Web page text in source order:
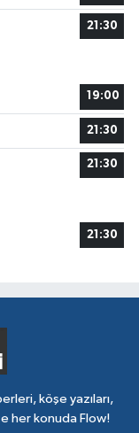
21:30
19:00
21:30
21:30
21:30
köşe yazıları,
her konuda Flow!